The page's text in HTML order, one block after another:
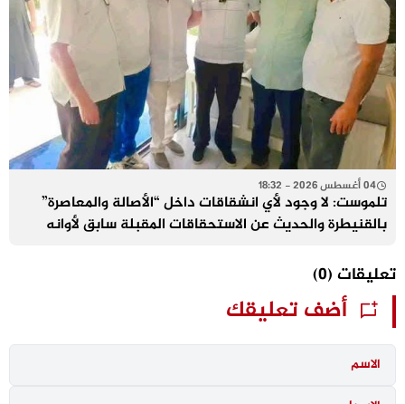
04 أغسطس 2026 - 18:32
تلموست: لا وجود لأي انشقاقات داخل “الأصالة والمعاصرة”
بالقنيطرة والحديث عن الاستحقاقات المقبلة سابق لأوانه
تعليقات (0)
أضف تعليقك